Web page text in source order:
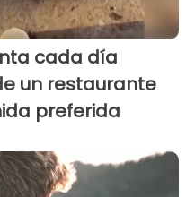
cada día
un restaurante
preferida